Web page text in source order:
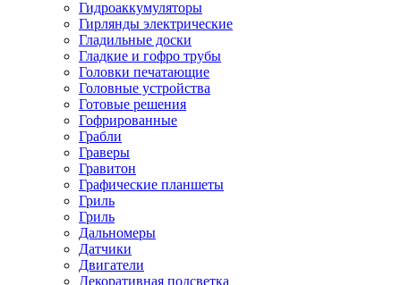
Гидроаккумуляторы
Гирлянды электрические
Гладильные доски
Гладкие и гофро трубы
Головки печатающие
Головные устройства
Готовые решения
Гофрированные
Грабли
Граверы
Гравитон
Графические планшеты
Гриль
Гриль
Дальномеры
Датчики
Двигатели
Декоративная подсветка